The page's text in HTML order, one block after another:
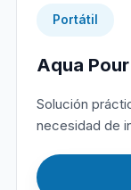
Portátil
Aqua Pour
Solución
necesidad de